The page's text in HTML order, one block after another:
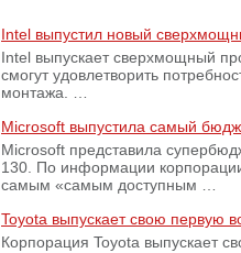
Intel выпустил новый
Intel выпускает сверхмощный
смогут удовлетворить
монтажа. …
Microsoft выпустила самый
Microsoft представила
130. По информации
самым «самым доступным …
Toyota выпускает свою первую
Корпорация Toyota выпускает